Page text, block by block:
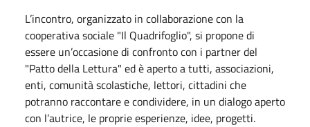
L’incontro, organizzato in collaborazione con la
cooperativa sociale "Il Quadrifoglio", si propone di
essere un’occasione di confronto con i partner del
"Patto della Lettura" ed è aperto a tutti, associazioni,
enti, comunità scolastiche, lettori, cittadini che
potranno raccontare e condividere, in un dialogo aperto
con l’autrice, le proprie esperienze, idee, progetti.